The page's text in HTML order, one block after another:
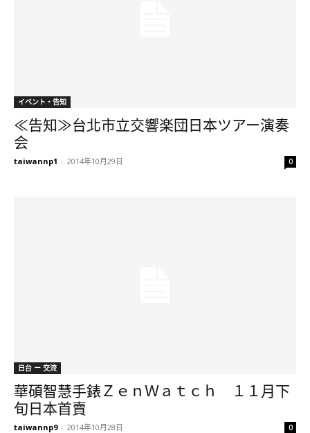
イベント・告知
≪告知≫台北市立交響楽団日本ツアー演奏
会
taiwannp1 - 2014年10月29日 0
日台 ー 交流
華碩智慧手錶ＺｅｎＷａｔｃｈ １１月下
旬日本首賣
taiwannp9 - 2014年10月28日 0